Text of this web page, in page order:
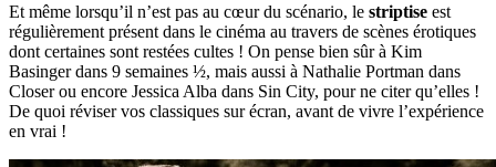
Et même lorsqu’il n’est pas au cœur du scénario, le striptise est
régulièrement présent dans le cinéma au travers de scènes érotiques
dont certaines sont restées cultes ! On pense bien sûr à Kim
Basinger dans 9 semaines ½, mais aussi à Nathalie Portman dans
Closer ou encore Jessica Alba dans Sin City, pour ne citer qu’elles !
De quoi réviser vos classiques sur écran, avant de vivre l’expérience
en vrai !